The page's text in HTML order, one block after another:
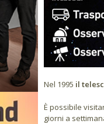
Nel 1995 il
È possibile
giorni a